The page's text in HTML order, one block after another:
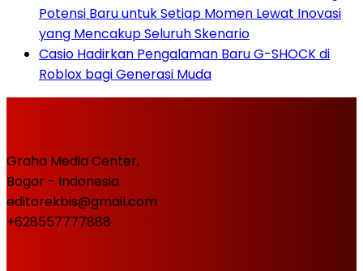
Potensi Baru untuk Setiap Momen Lewat Inovasi
yang Mencakup Seluruh Skenario
Casio Hadirkan Pengalaman Baru G-SHOCK di
Roblox bagi Generasi Muda
Graha Media Center,
Bogor - Indonesia
editorekbis@gmail.com
+628557777888